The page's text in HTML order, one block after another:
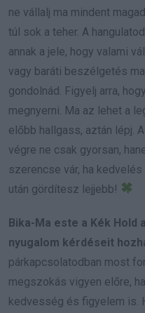
ne vállalj ma mindent
túl sok a teher. A
annak a jele, hogy valami
vagy baráti beszélgetés
gondolnád. Figyelj arra,
megnyerni. Ma az lehet a
előbb hallgass, aztán lépj.
végre ne csak gyorsan,
szerencse vár, ha kedvelés
után gördítesz lejjebb!
Bika-Ma este a Kék Hold
nyugalom kérdéseit
párkapcsolatodban most
megszokás vigyen előre,
kedvesség és figyelem is.